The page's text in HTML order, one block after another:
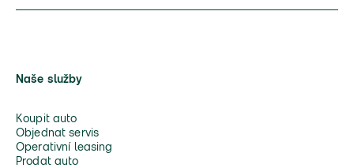
Naše služby
Koupit auto
Objednat servis
Operativní leasing
Prodat auto